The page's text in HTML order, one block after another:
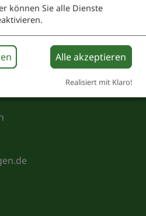
können Sie alle Dienste
Alle akzeptieren
Realisiert mit Klaro!